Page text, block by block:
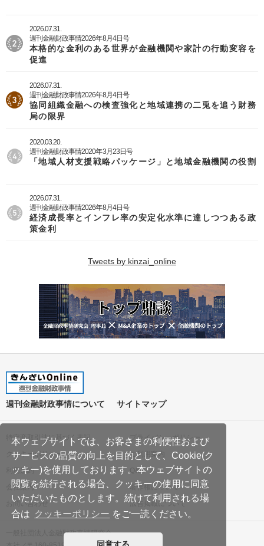
本ウェブサイトでは、お客さまの利便性および
サービスの品質の向上を目的として、Cookie(ク
ッキー)を使用しております。本ウェブサイトの
閲覧を続行される場合、クッキーの使用に同意
いただいたものとします。続けて利用される場
合は クッキーポリシー をご一読ください。
2026.07.31.
週刊金融財政事情2026年8月4日号
本格的な金利のある世界が金融機関や家計の行動変容を
促進
2026.07.31.
週刊金融財政事情2026年8月4日号
協同組織金融への検査強化と地域連携の二兎を追う財務
局の限界
2020.03.20.
週刊金融財政事情2020年3月23日号
「地域人材支援戦略パッケージ」と地域金融機関の役割
2026.07.31.
週刊金融財政事情2026年8月4日号
経済成長率とインフレ率の安定化水準に達しつつある政
策金利
Tweets by kinzai_online
週刊金融財政事情について サイトマップ
特定商取引法に基づく表記
プライバシーポリシー
クッキーポリシー
ご利用案内
利用規約
Q&A
会社案内
著作権について
お問い合わせ
広告掲載について
一般社団法人金融財政事情研究会